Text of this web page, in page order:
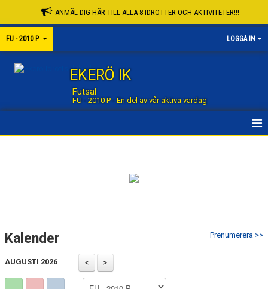
ANMÄL DIG HÄR TILL ALLA 8 IDROTTER OCH AKTIVITETER!!!
FU - 2010 P LOGGA IN
EKERÖ IK
Futsal
FU - 2010 P - En del av vår aktiva vardag
SPELARE & LEDARE
Prenumerera >>
Kalender
AUGUSTI 2026